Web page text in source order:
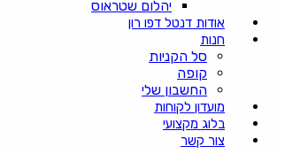
יהלום שטראוס
אודות דנטל דפו רון
חנות
סל הקניות
קופה
החשבון שלי
מועדון לקוחות
בלוג מקצועי
צור קשר